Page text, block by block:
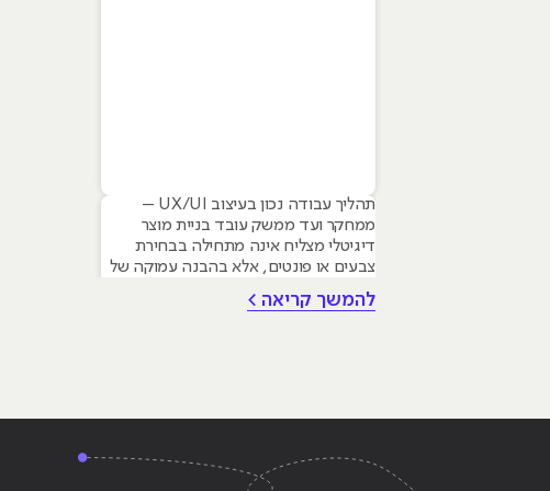
תהליך עבודה נכון בעיצוב UX/UI –
ממחקר ועד ממשק עובד בניית מוצר
דיגיטלי מצליח אינה מתחילה בבחירת
צבעים או פונטים, אלא בהבנה עמוקה של
צרכי המשתמש. עם זאת עיצוב גרפי הוא
להמשך קריאה >